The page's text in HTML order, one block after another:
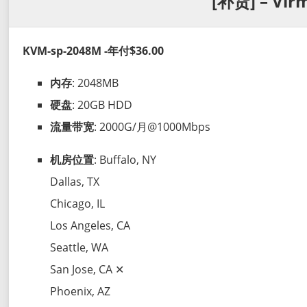
KVM-sp-2048M -年付$36.00
内存: 2048MB
硬盘: 20GB HDD
流量带宽: 2000G/月@1000Mbps
机房位置: Buffalo, NY
Dallas, TX
Chicago, IL
Los Angeles, CA
Seattle, WA
San Jose, CA ✕
Phoenix, AZ